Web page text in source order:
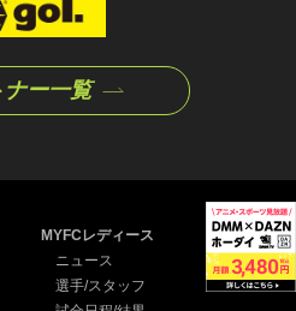
ー一覧
MYFCレディース
ニュース
選手/スタッフ